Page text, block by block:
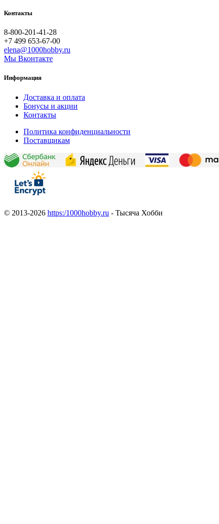
Контакты
8-800-201-41-28
+7 499 653-67-00
elena@1000hobby.ru
Мы Вконтакте
Информация
Доставка и оплата
Бонусы и акции
Контакты
Политика конфиденциальности
Поставщикам
© 2013-2026 https:/1000hobby.ru - Тысяча Хобби